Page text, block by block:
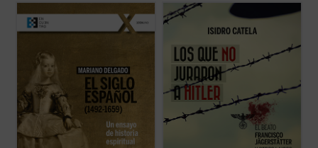
Si hablamos de un largo «Siglo Español»
entre 1492-1659, lo hacemos conscientes
de que el principio y el final de esas épocas
se caracteriza por prestar ...
El joven campesino austriaco, beato
Francisco Jägerstätter, fue uno de los
laicos que, en nombre de su conciencia de
Aquí se narra su vida y su martirio,
testimonio de luz para la Iglesia y la ...(ver
ficha)